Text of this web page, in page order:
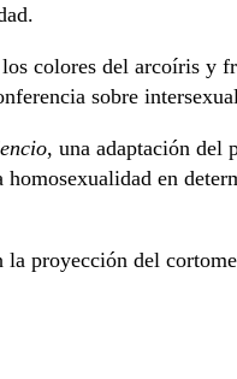
colores del arcoíris
sobre
, una adaptación del
en
la proyección del